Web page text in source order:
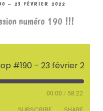
– 23 FÉVRIER 2022
numéro 190 !!!
#190 – 23 février 2022
00:00 / 58:22